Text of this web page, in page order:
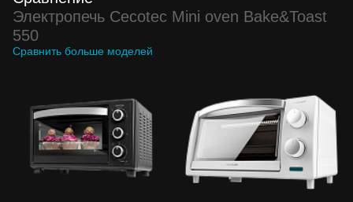
Электропечь Cecotec Mini oven Bake&Toast
550
Сравнить больше моделей